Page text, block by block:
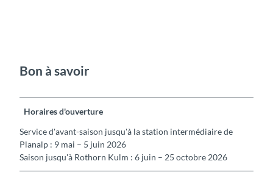
Bon à savoir
Horaires d'ouverture
Service d'avant-saison jusqu'à la station intermédiaire de
Planalp : 9 mai – 5 juin 2026
Saison jusqu'à Rothorn Kulm : 6 juin – 25 octobre 2026